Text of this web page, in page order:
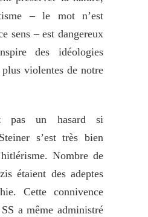
– le mot n’est
sens – est dangereux
des idéologies
violentes de notre
pas un hasard si
s’est très bien
Nombre de
étaient des adeptes
Cette connivence
a même administré